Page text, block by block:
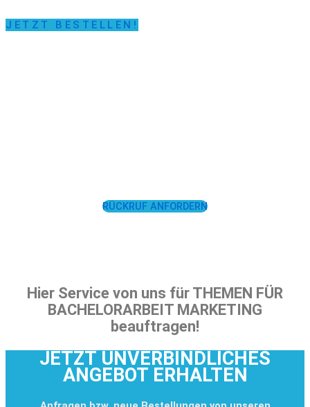
JETZT BESTELLEN!
RÜCKRUF ANFORDERN
Hier Service von uns für THEMEN FÜR
BACHELORARBEIT MARKETING
beauftragen!
JETZT UNVERBINDLICHES
ANGEBOT ERHALTEN